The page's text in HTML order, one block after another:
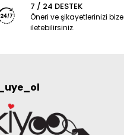
7 / 24 DESTEK
Öneri ve şikayetlerinizi bize
iletebilirsiniz.